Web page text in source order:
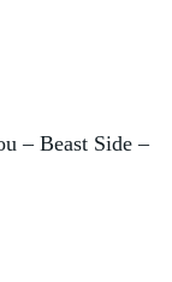
– Beast Side –